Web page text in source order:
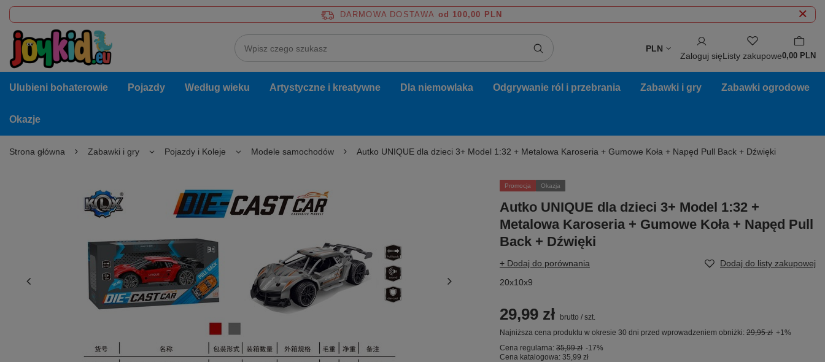
DARMOWA DOSTAWA od 100,00 PLN
PLN
Zaloguj sięListy zakupowe0,00 PLN
Ulubieni bohaterowie Pojazdy Według wieku Artystyczne i kreatywne Dla niemowlaka Odgrywanie ról i przebrania Zabawki i gry Zabawki ogrodowe
Okazje
Strona główna Zabawki i gry Pojazdy i Koleje Modele samochodów Autko UNIQUE dla dzieci 3+ Model 1:32 + Metalowa Karoseria + Gumowe Koła + Napęd Pull Back + Dźwięki
Promocja Okazja
Autko UNIQUE dla dzieci 3+ Model 1:32 +
Metalowa Karoseria + Gumowe Koła + Napęd Pull
Back + Dźwięki
+ Dodaj do porównania
Dodaj do listy zakupowej
20x10x9
29,99 zł brutto / szt.
Najniższa cena produktu w okresie 30 dni przed wprowadzeniem obniżki: 29,95 zł +1%
Cena regularna: 35,99 zł -17%
Cena katalogowa: 35,99 zł